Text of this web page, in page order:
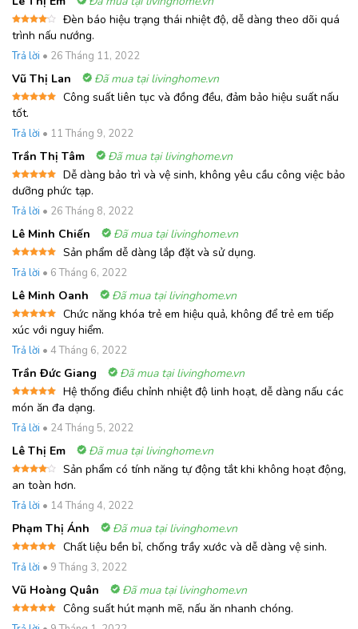
Được
xếp
5 sao
Đèn báo hiệu trạng thái nhiệt độ, dễ dàng theo dõi quá
trình nấu nướng.
Trả lời • 26 Tháng 11, 2022
Vũ Thị Lan Đã mua tại livinghome.vn
Được xếp
hạng
Công suất liên tục và đồng đều, đảm bảo hiệu suất nấu
tốt.
Trả lời • 11 Tháng 9, 2022
Trần Thị Tâm Đã mua tại livinghome.vn
Được xếp
hạng 55
Dễ dàng bảo trì và vệ sinh, không yêu cầu công việc bảo
dưỡng phức tạp.
Trả lời • 26 Tháng 8, 2022
Lê Minh Chiến Đã mua tại livinghome.vn
hạng5 5
Sản phẩm dễ dàng lắp đặt và sử dụng.
Trả lời • 6 Tháng 6, 2022
Lê Minh Oanh Đã mua tại livinghome.vn
Được xếp
hạng55
Chức năng khóa trẻ em hiệu quả, không để trẻ em tiếp
xúc với nguy hiểm.
Trả lời • 4 Tháng 6, 2022
Trần Đức Giang Đã mua tại livinghome.vn
Được xếp
hạng 55
Hệ thống điều chỉnh nhiệt độ linh hoạt, dễ dàng nấu các
món ăn đa dạng.
Trả lời • 24 Tháng 5, 2022
Lê Thị Em Đã mua tại livinghome.vn
Được
xếp
5 sao
Sản phẩm có tính năng tự động tắt khi không hoạt động,
an toàn hơn.
Trả lời • 14 Tháng 4, 2022
Phạm Thị Ánh Đã mua tại livinghome.vn
hạng5 5
Chất liệu bền bỉ, chống trầy xước và dễ dàng vệ sinh.
Trả lời • 9 Tháng 3, 2022
Vũ Hoàng Quân Đã mua tại livinghome.vn
Công suất hút mạnh mẽ, nấu ăn nhanh chóng.